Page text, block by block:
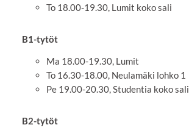
To 18.00-19.30, Lumit koko sali
B1-tytöt
Ma 18.00-19.30, Lumit
To 16.30-18.00, Neulamäki lohko 1
Pe 19.00-20.30, Studentia koko sali
B2-tytöt